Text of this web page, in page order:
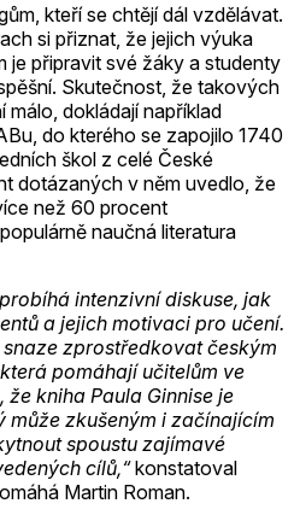
kteří se chtějí dál vzdělávat.
si přiznat, že jejich výuka
je připravit své žáky a studenty
Skutečnost, že takových
málo, dokládají například
do kterého se zapojilo 1740
škol z celé České
dotázaných v něm uvedlo, že
než 60 procent
naučná literatura
intenzivní diskuse, jak
a jejich motivaci pro učení.
zprostředkovat českým
pomáhají učitelům ve
kniha Paula Ginnise je
může zkušeným i začínajícím
spoustu zajímavé
cílů,“konstatoval
Martin Roman.